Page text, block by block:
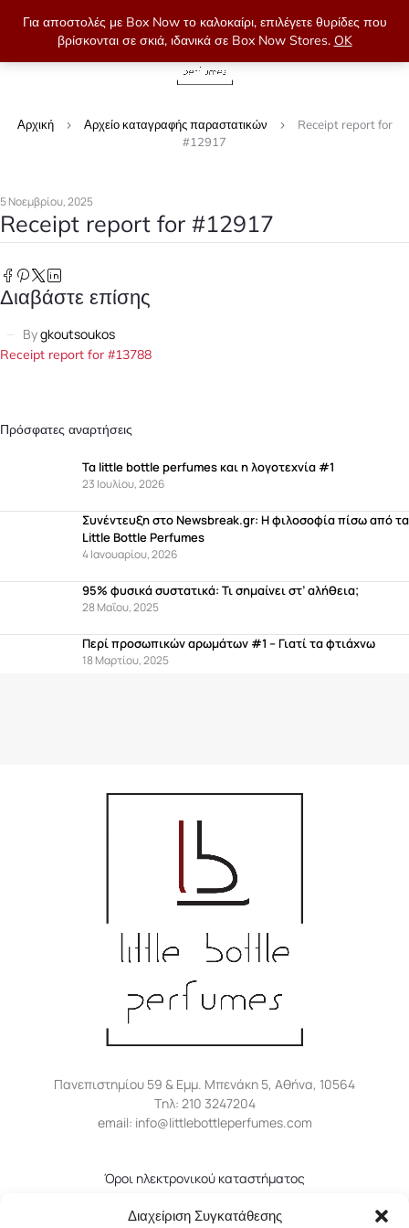
Διαχείριση Συγκατάθεσης
Για αποστολές με Box Now το καλοκαίρι, επιλέγετε θυρίδες που
βρίσκονται σε σκιά, ιδανικά σε Box Now Stores. OK
Αρχική Αρχείο καταγραφής παραστατικών
Receipt report for
#12917
5 Νοεμβρίου, 2025
Receipt report for #12917
Διαβάστε επίσης
Bygkoutsoukos
Receipt report for #13788
Πρόσφατες αναρτήσεις
Τα little bottle perfumes και η λογοτεχνία #1
23 Ιουλίου, 2026
Συνέντευξη στο Newsbreak.gr: Η φιλοσοφία πίσω από τα
Little Bottle Perfumes
4 Ιανουαρίου, 2026
95% φυσικά συστατικά: Τι σημαίνει στ’ αλήθεια;
28 Μαΐου, 2025
Περί προσωπικών αρωμάτων #1 – Γιατί τα φτιάχνω
18 Μαρτίου, 2025
Πανεπιστημίου 59 & Εμμ. Μπενάκη 5, Αθήνα, 10564
Tηλ: 210 3247204
email: info@littlebottleperfumes.com
Όροι ηλεκτρονικού καταστήματος
Πολιτική επιστροφών